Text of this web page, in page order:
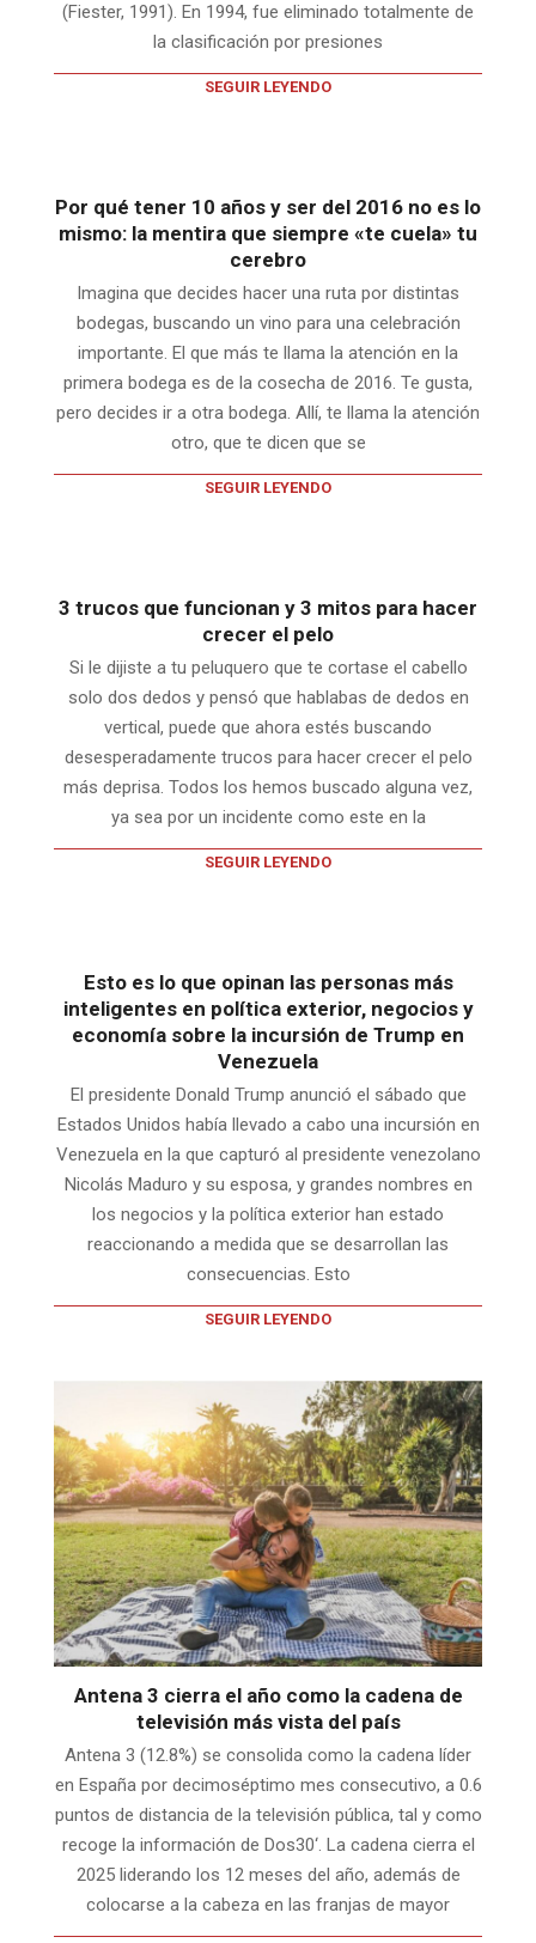
(Fiester, 1991). En 1994, fue eliminado totalmente de
la clasificación por presiones
SEGUIR LEYENDO
Por qué tener 10 años y ser del 2016 no es lo
mismo: la mentira que siempre «te cuela» tu
cerebro
Imagina que decides hacer una ruta por distintas
bodegas, buscando un vino para una celebración
importante. El que más te llama la atención en la
primera bodega es de la cosecha de 2016. Te gusta,
pero decides ir a otra bodega. Allí, te llama la atención
otro, que te dicen que se
SEGUIR LEYENDO
3 trucos que funcionan y 3 mitos para hacer
crecer el pelo
Si le dijiste a tu peluquero que te cortase el cabello
solo dos dedos y pensó que hablabas de dedos en
vertical, puede que ahora estés buscando
desesperadamente trucos para hacer crecer el pelo
más deprisa. Todos los hemos buscado alguna vez,
ya sea por un incidente como este en la
SEGUIR LEYENDO
Esto es lo que opinan las personas más
inteligentes en política exterior, negocios y
economía sobre la incursión de Trump en
Venezuela
El presidente Donald Trump anunció el sábado que
Estados Unidos había llevado a cabo una incursión en
Venezuela en la que capturó al presidente venezolano
Nicolás Maduro y su esposa, y grandes nombres en
los negocios y la política exterior han estado
reaccionando a medida que se desarrollan las
consecuencias. Esto
SEGUIR LEYENDO
Antena 3 cierra el año como la cadena de
televisión más vista del país
Antena 3 (12.8%) se consolida como la cadena líder
en España por decimoséptimo mes consecutivo, a 0.6
puntos de distancia de la televisión pública, tal y como
recoge la información de Dos30‘. La cadena cierra el
2025 liderando los 12 meses del año, además de
colocarse a la cabeza en las franjas de mayor